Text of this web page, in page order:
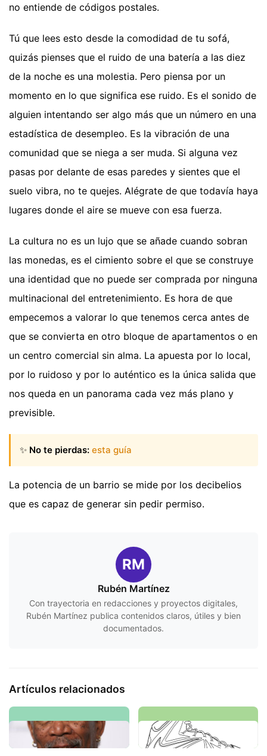
no entiende de códigos postales.
Tú que lees esto desde la comodidad de tu sofá,
quizás pienses que el ruido de una batería a las diez
de la noche es una molestia. Pero piensa por un
momento en lo que significa ese ruido. Es el sonido de
alguien intentando ser algo más que un número en una
estadística de desempleo. Es la vibración de una
comunidad que se niega a ser muda. Si alguna vez
pasas por delante de esas paredes y sientes que el
suelo vibra, no te quejes. Alégrate de que todavía haya
lugares donde el aire se mueve con esa fuerza.
La cultura no es un lujo que se añade cuando sobran
las monedas, es el cimiento sobre el que se construye
una identidad que no puede ser comprada por ninguna
multinacional del entretenimiento. Es hora de que
empecemos a valorar lo que tenemos cerca antes de
que se convierta en otro bloque de apartamentos o en
un centro comercial sin alma. La apuesta por lo local,
por lo ruidoso y por lo auténtico es la única salida que
nos queda en un panorama cada vez más plano y
previsible.
✨ No te pierdas: esta guía
La potencia de un barrio se mide por los decibelios
que es capaz de generar sin pedir permiso.
RM
Rubén Martínez
Con trayectoria en redacciones y proyectos digitales,
Rubén Martínez publica contenidos claros, útiles y bien
documentados.
Artículos relacionados